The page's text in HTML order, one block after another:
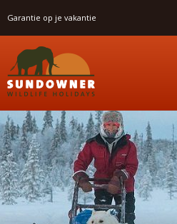
Garantie op je vakantie